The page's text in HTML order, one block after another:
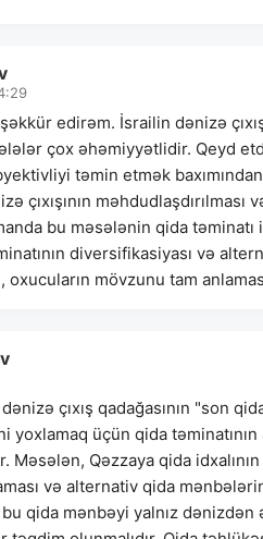
edirəm. İsrailin dənizə
çox əhəmiyyətlidir. Qeyd
təmin etmək
çıxışının
bu məsələnin qida
diversifikasiyası və
oxucuların mövzunu tam
çıxış qadağasının "son
yoxlamaq üçün qida
Məsələn, Qəzzaya qida
və alternativ qida
qida mənbəyi yalnız